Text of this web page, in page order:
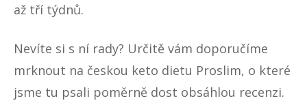
až tří týdnů.
Nevíte si s ní rady? Určitě vám doporučíme
mrknout na českou keto dietu Proslim, o které
jsme tu psali poměrně dost obsáhlou recenzi.